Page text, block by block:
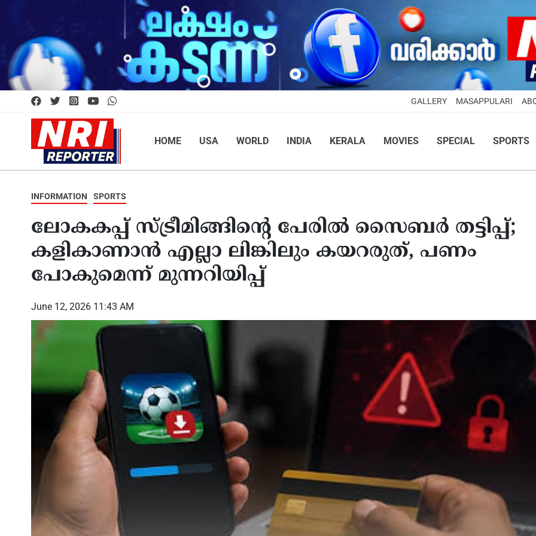
GALLERY MASAPPULARI
HOME USA WORLD INDIA KERALA MOVIES SPECIAL SPORTS
INFORMATION SPORTS
ലോകകപ്പ് സ്ട്രീമിങ്ങിന്റെ പേരിൽ സൈബർ തട്ടിപ്പ്;
കളികാണാൻ എല്ലാ ലിങ്കിലും കയറരുത്, പണം
പോകുമെന്ന് മുന്നറിയിപ്പ്
June 12, 2026 11:43 AM
ഫൊക്കാന കൺവൻഷന്
വർണാഭമായ തുടക്കം…
ചിത്രങ്ങളിലൂടെ…
തിരിതെളിഞ്ഞു: ഫൊക്കാന വളരെ
വലിയ പ്രസ്ഥാനമായി വളർന്നതിൽ
സന്തോഷമെന്ന് ഉദ്ഘാടന
പ്രസംഗത്തിൽ അടൂർ
മാഗ ഫണ്ടിന് 10 ലക്ഷം
നൽകി, നികുതി തട്ടിപ്പ്
ഭരണകൂടത്തിൽ നിന്ന് മാപ്പ്
ഇന്ത്യൻ വംശജനായ